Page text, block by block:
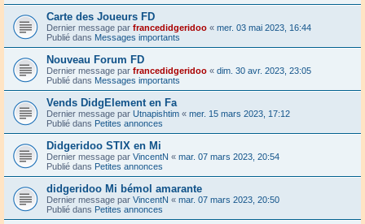
Carte des Joueurs FD
Dernier message par francedidgeridoo « mer. 03 mai 2023, 16:44
Publié dans Messages importants
Nouveau Forum FD
Dernier message par francedidgeridoo « dim. 30 avr. 2023, 23:05
Publié dans Messages importants
Vends DidgElement en Fa
Dernier message par Utnapishtim « mer. 15 mars 2023, 17:12
Publié dans Petites annonces
Didgeridoo STIX en Mi
Dernier message par VincentN « mar. 07 mars 2023, 20:54
Publié dans Petites annonces
didgeridoo Mi bémol amarante
Dernier message par VincentN « mar. 07 mars 2023, 20:50
Publié dans Petites annonces